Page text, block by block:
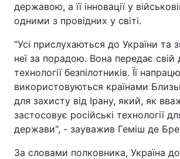
державою, а її інновації у
одними з провідних у світі.
"Усі прислухаються до України та
неї за порадою. Вона передає свій
технології безпілотників. Її
використовуються країнами
для захисту від Ірану, який, як
застосовує російські технології
держави", - зауважив Геміш де
За словами полковника, Україна